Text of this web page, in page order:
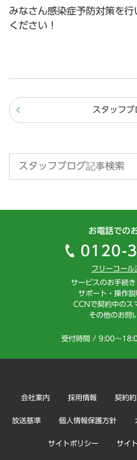
みなさん感染症予防対策を
ください！
スタッフブ
お電話での
0120-
フリーコール
サービスのお手続き
サポート・操作説
CCNで契約中のス
その他のお問
受付時間 / 9:00～
会社案内 採用情報 契約
放送基準 個人情報保護方針
サイトポリシー サイ